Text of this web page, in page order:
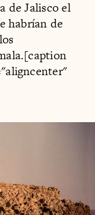
de Jalisco el
habrían de